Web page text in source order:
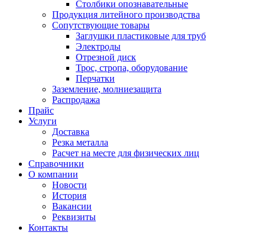
Столбики опознавательные
Продукция литейного производства
Сопутствующие товары
Заглушки пластиковые для труб
Электроды
Отрезной диск
Трос, стропа, оборудование
Перчатки
Заземление, молниезащита
Распродажа
Прайс
Услуги
Доставка
Резка металла
Расчет на месте для физических лиц
Справочники
О компании
Новости
История
Вакансии
Реквизиты
Контакты